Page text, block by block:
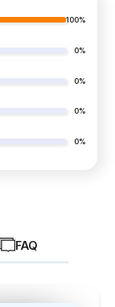
100%
0%
0%
0%
0%
FAQ